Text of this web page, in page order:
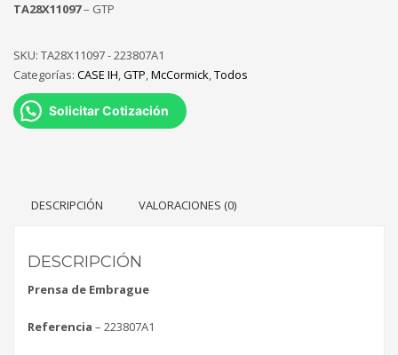
TA28X11097– GTP
SKU: TA28X11097 - 223807A1
Categorías: CASE IH,GTP,McCormick,Todos
Solicitar Cotización
DESCRIPCIÓN VALORACIONES (0)
DESCRIPCIÓN
Prensa de Embrague
Referencia – 223807A1